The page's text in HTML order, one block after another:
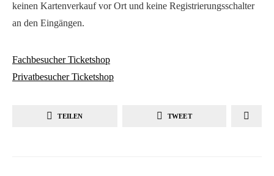
keinen Kartenverkauf vor Ort und keine Registrierungsschalter
an den Eingängen.
Fachbesucher Ticketshop
Privatbesucher Ticketshop
TEILEN TWEET